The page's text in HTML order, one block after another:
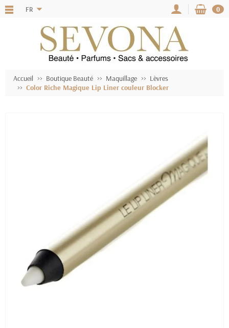
FR 0
Accueil Boutique Beauté Maquillage
Lèvres
Color Riche Magique Lip Liner couleur Blocker